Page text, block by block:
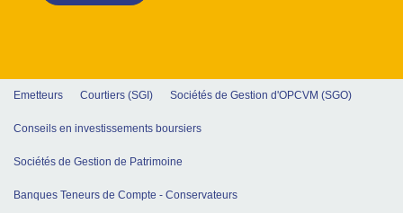
Emetteurs Courtiers (SGI) Sociétés de Gestion d'OPCVM (SGO)
Conseils en investissements boursiers
Sociétés de Gestion de Patrimoine
Banques Teneurs de Compte - Conservateurs